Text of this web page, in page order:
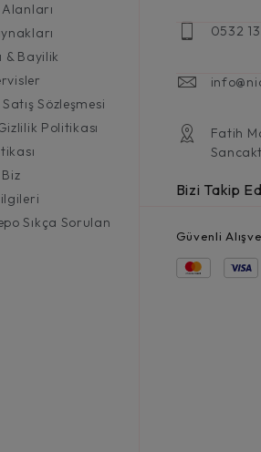
& Bayilik
Sözleşmesi
Politikası
Sıkça Sorulan
0532
Fatih
Bizi Takip
Güvenli